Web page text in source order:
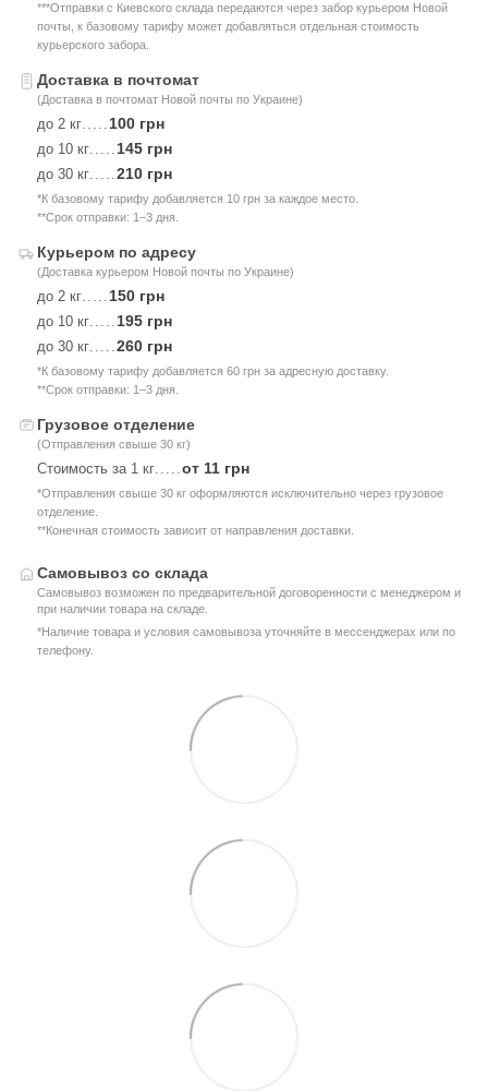
***Отправки с Киевского склада передаются через забор курьером Новой
почты, к базовому тарифу может добавляться отдельная стоимость
курьерского забора.
Доставка в почтомат
(Доставка в почтомат Новой почты по Украине)
до 2 кг..... 100 грн
до 10 кг..... 145 грн
до 30 кг.....210 грн
*К базовому тарифу добавляется 10 грн за каждое место.
**Срок отправки: 1–3 дня.
Курьером по адресу
(Доставка курьером Новой почты по Украине)
до 2 кг..... 150 грн
до 10 кг..... 195 грн
до 30 кг.....260 грн
*К базовому тарифу добавляется 60 грн за адресную доставку.
**Срок отправки: 1–3 дня.
Грузовое отделение
(Отправления свыше 30 кг)
Стоимость за 1 кг.....от 11 грн
*Отправления свыше 30 кг оформляются исключительно через грузовое
отделение.
**Конечная стоимость зависит от направления доставки.
Самовывоз со склада
Самовывоз возможен по предварительной договоренности с менеджером и
при наличии товара на складе.
*Наличие товара и условия самовывоза уточняйте в мессенджерах или по
телефону.